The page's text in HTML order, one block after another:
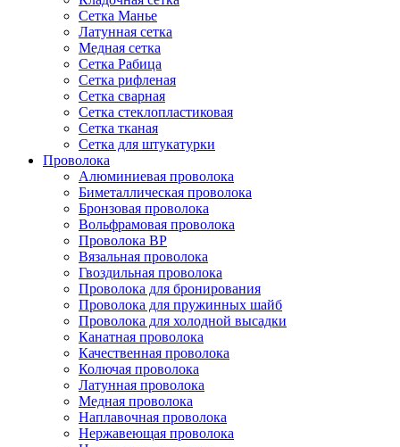
Сетка Манье
Латунная сетка
Медная сетка
Сетка Рабица
Сетка рифленая
Сетка сварная
Сетка стеклопластиковая
Сетка тканая
Сетка для штукатурки
Проволока
Алюминиевая проволока
Биметаллическая проволока
Бронзовая проволока
Вольфрамовая проволока
Проволока ВР
Вязальная проволока
Гвоздильная проволока
Проволока для бронирования
Проволока для пружинных шайб
Проволока для холодной высадки
Канатная проволока
Качественная проволока
Колючая проволока
Латунная проволока
Медная проволока
Наплавочная проволока
Нержавеющая проволока